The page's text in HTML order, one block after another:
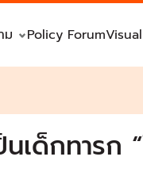
ม Policy ForumVisual
เด็กทารก